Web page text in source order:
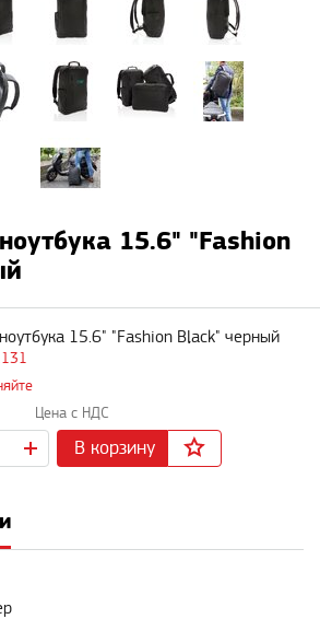
15.6" "Fashion
15.6" "Fashion Black" черный
В корзину